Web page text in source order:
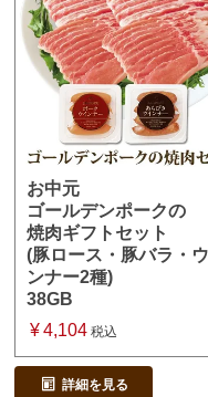
お中元
ゴールデンポークの
焼肉ギフトセット
(豚ロース・豚バラ・
ンナー2種)
38GB
¥ 4,104 税込
詳細を見る